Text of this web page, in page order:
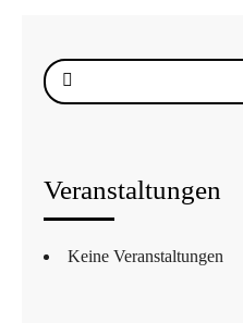
Suche
nach:
Veranstaltungen
Keine Veranstaltungen